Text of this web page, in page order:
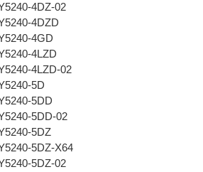
4DZ-02
4DZD
4GD
4LZD
4LZD-02
5D
5DD
5DD-02
5DZ
5DZ-X64
5DZ-02